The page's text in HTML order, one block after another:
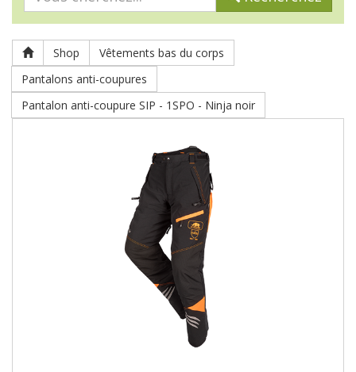
Shop
Vêtements bas du corps
Pantalons anti-coupures
Pantalon anti-coupure SIP - 1SPO - Ninja noir